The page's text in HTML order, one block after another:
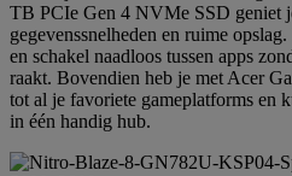
TB PCIe Gen 4 NVMe SSD geniet
gegevenssnelheden en ruime
en schakel naadloos tussen apps
raakt. Bovendien heb je met Acer
tot al je favoriete gameplatforms en
in één handig hub.